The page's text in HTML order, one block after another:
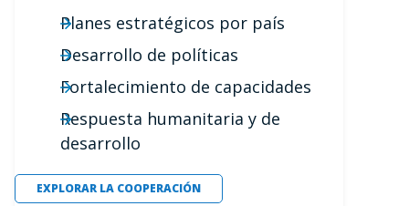
Planes estratégicos por país
Desarrollo de políticas
Fortalecimiento de capacidades
Respuesta humanitaria y de
desarrollo
EXPLORAR LA COOPERACIÓN